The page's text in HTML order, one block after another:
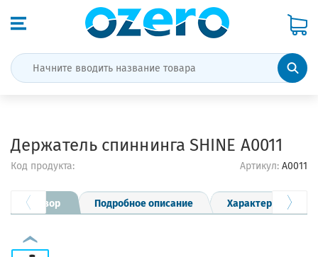
Держатель спиннинга SHINE A0011
Код продукта: Артикул: A0011
Обзор Подробное описание Характеристики